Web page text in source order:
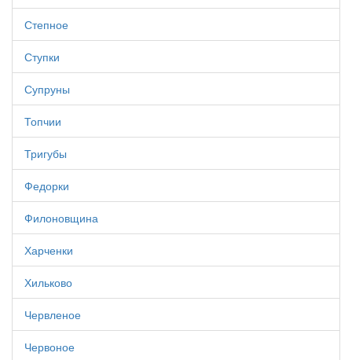
Степное
Ступки
Супруны
Топчии
Тригубы
Федорки
Филоновщина
Харченки
Хильково
Червленое
Червоное